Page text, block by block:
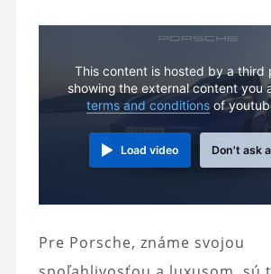
This content is hosted by a third
showing the external content you
terms and conditions of
Load video Don't ask
Pre Porsche, známe svojou